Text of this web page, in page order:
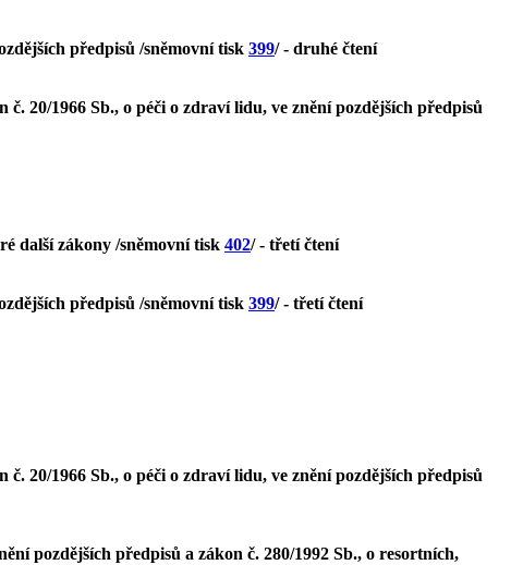
předpisů /sněmovní tisk 399/ - druhé čtení
20/1966 Sb., o péči o zdraví lidu, ve znění pozdějších předpisů
další zákony /sněmovní tisk 402/ - třetí čtení
předpisů /sněmovní tisk 399/ - třetí čtení
20/1966 Sb., o péči o zdraví lidu, ve znění pozdějších předpisů
pozdějších předpisů a zákon č. 280/1992 Sb., o resortních,